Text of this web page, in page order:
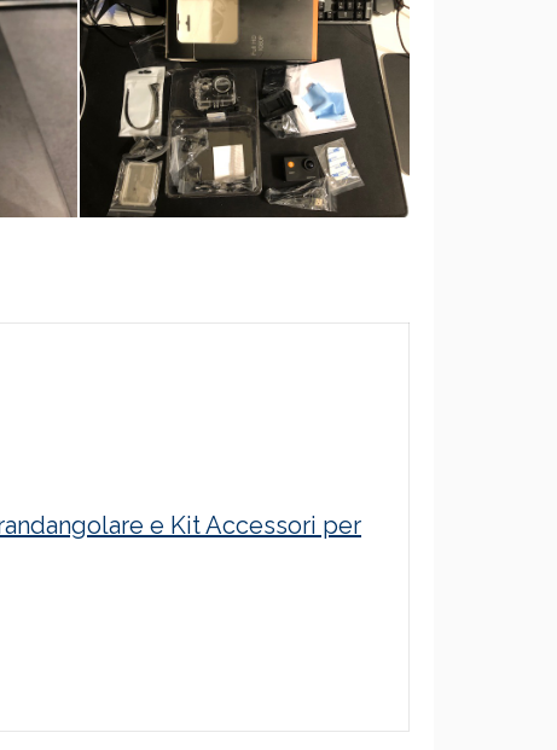
e Kit Accessori per